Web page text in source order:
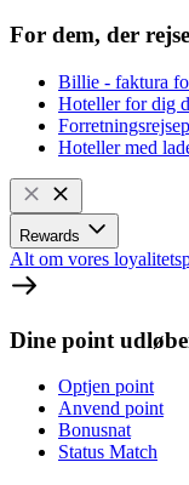
For dem, der
Billie - faktura
Hoteller for dig
Hoteller med
Rewards
Alt om vores
Dine point
Optjen point
Anvend point
Bonusnat
Status Match